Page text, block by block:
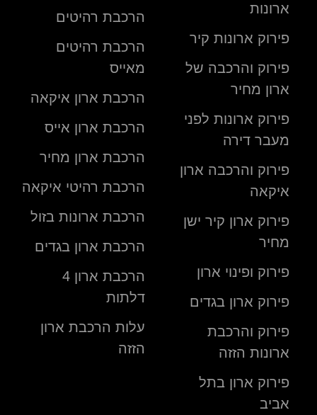
ארונות
פירוק ארונות קיר
פירוק והרכבה של
ארון מחיר
פירוק ארונות לפני
מעבר דירה
פירוק והרכבה ארון
איקאה
פירוק ארון קיר ישן
מחיר
פירוק ופינוי ארון
פירוק ארון בגדים
פירוק והרכבת
ארונות הזזה
פירוק ארון בתל
אביב
הרכבת רהיטים
הרכבת רהיטים
מאייס
הרכבת ארון איקאה
הרכבת ארון אייס
הרכבת ארון מחיר
הרכבת רהיטי איקאה
הרכבת ארונות בזול
הרכבת ארון בגדים
הרכבת ארון 4
דלתות
עלות הרכבת ארון
הזזה